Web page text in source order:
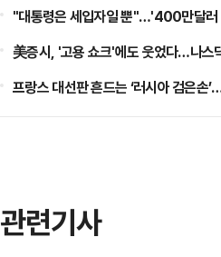
"대통령은 세입자일 뿐"…'400만달러
美증시, '고용 쇼크'에도 웃었다…나
프랑스 대선판 흔드는 ‘러시아 검은손
관련기사